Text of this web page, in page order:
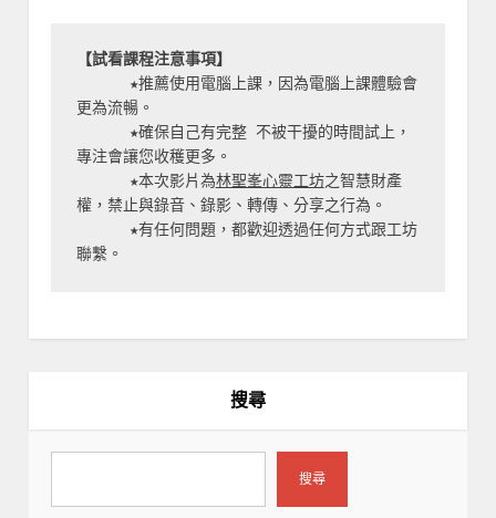
【試看課程注意事項】
更為流暢。
專注會讓您收穫更多。
      ★本次影片為
林聖峯心靈工坊之智慧財產
權，禁止與錄音、錄影、轉傳、分享之行為。
聯繫。
搜尋
搜尋